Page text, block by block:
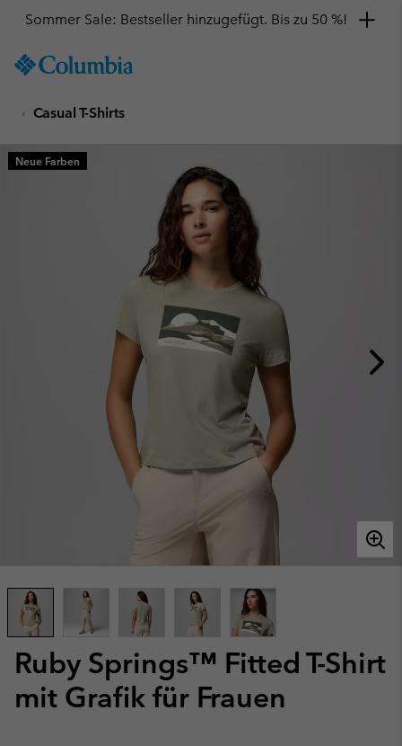
TO
SKIP
MAIN
NAV
Sommer Sale: Bestseller hinzugefügt. Bis zu 50 %!
Casual T-Shirts
Ruby Springs™ Fitted T-Shirt
mit Grafik für Frauen
Neue Farben